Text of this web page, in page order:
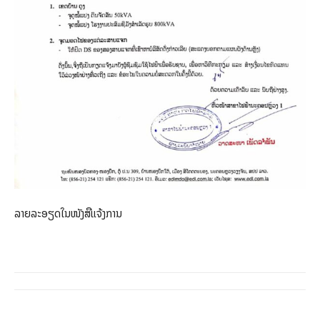
ລາຍລະອຽດໃນໜັງສືແຈ້ງການ